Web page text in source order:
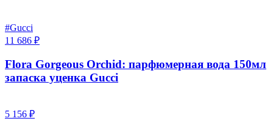
#Gucci
11 686 ₽
Flora Gorgeous Orchid: парфюмерная вода 150мл
запаска уценка Gucci
5 156 ₽